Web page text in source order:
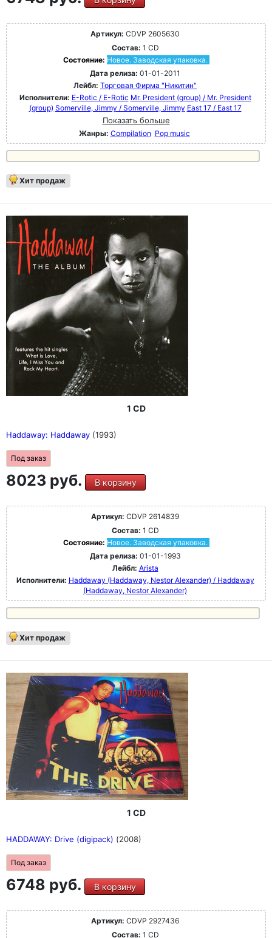
Артикул: CDVP 2605630
Состав: 1 CD
Состояние: Новое. Заводская упаковка.
Дата релиза: 01-01-2011
Лейбл: Торговая Фирма "Никитин"
Исполнители: E-Rotic / E-Rotic Mr. President (group) / Mr. President
(group) Somerville, Jimmy / Somerville, Jimmy East 17 / East 17
Показать больше
Жанры: Compilation Pop music
Хит продаж
1 CD
Haddaway: Haddaway (1993)
Под заказ
8023 руб. В корзину
Артикул: CDVP 2614839
Состав: 1 CD
Состояние: Новое. Заводская упаковка.
Дата релиза: 01-01-1993
Лейбл: Arista
Исполнители: Haddaway (Haddaway, Nestor Alexander) / Haddaway
(Haddaway, Nestor Alexander)
Хит продаж
1 CD
HADDAWAY: Drive (digipack) (2008)
Под заказ
6748 руб. В корзину
Артикул: CDVP 2927436
Состав: 1 CD